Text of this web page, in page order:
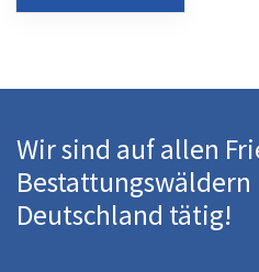
Wir sind auf allen
Bestattungswäldern
Deutschland tätig!